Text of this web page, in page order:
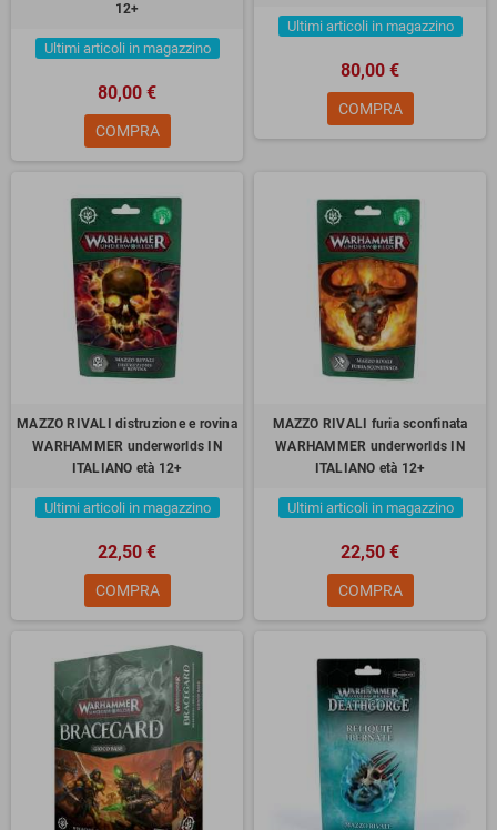
12+
Ultimi articoli in magazzino
80,00 €
COMPRA
Ultimi articoli in magazzino
80,00 €
COMPRA
MAZZO RIVALI distruzione e rovina
WARHAMMER underworlds IN
ITALIANO età 12+
Ultimi articoli in magazzino
22,50 €
COMPRA
MAZZO RIVALI furia sconfinata
WARHAMMER underworlds IN
ITALIANO età 12+
Ultimi articoli in magazzino
22,50 €
COMPRA